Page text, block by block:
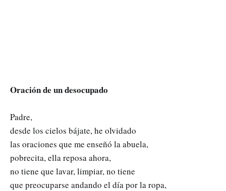
Oración de un desocupado
Padre,
desde los cielos bájate, he olvidado
las oraciones que me enseñó la abuela,
pobrecita, ella reposa ahora,
no tiene que lavar, limpiar, no tiene
que preocuparse andando el día por la ropa,